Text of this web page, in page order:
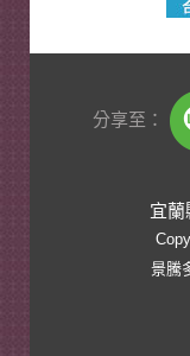
分享至：
宜蘭
景騰